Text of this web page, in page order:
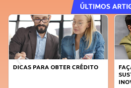
ÚLTIMOS
DICAS PARA OBTER CRÉDITO